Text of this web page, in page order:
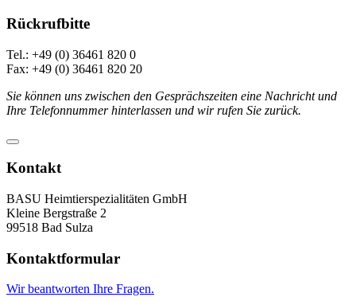
Rückrufbitte
Tel.: +49 (0) 36461 820 0
Fax: +49 (0) 36461 820 20
Sie können uns zwischen den Gesprächszeiten eine Nachricht und
Ihre Telefonnummer hinterlassen und wir rufen Sie zurück.
Kontakt
BASU Heimtierspezialitäten GmbH
Kleine Bergstraße 2
99518 Bad Sulza
Kontaktformular
Wir beantworten Ihre Fragen.